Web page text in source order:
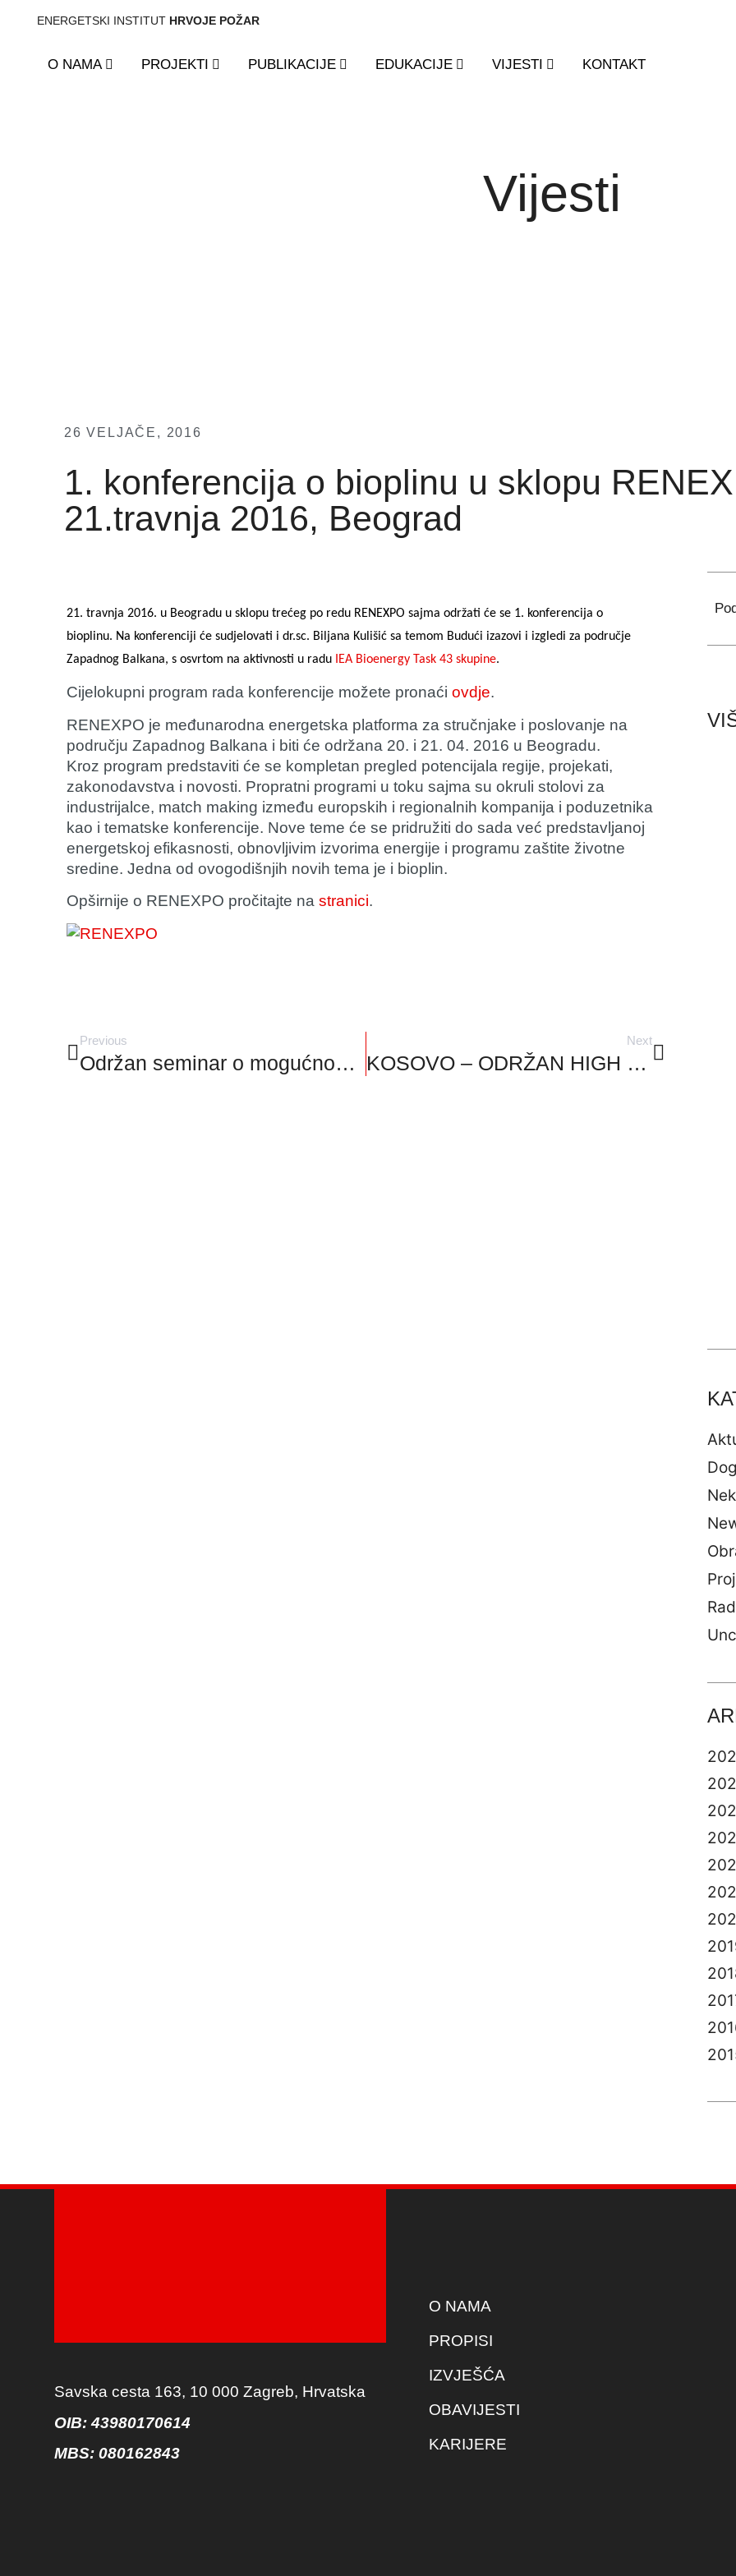
ENERGETSKI INSTITUT HRVOJE POŽAR
O NAMA PROJEKTI PUBLIKACIJE EDUKACIJE VIJESTI KONTAKT
Vijesti
26 VELJAČE, 2016
1. konferencija o bioplinu u sklopu
21.travnja 2016, Beograd
21. travnja 2016. u Beogradu u sklopu trećeg po redu RENEXPO sajma održati će se 1. konferencija o
bioplinu. Na konferenciji će sudjelovati i dr.sc. Biljana Kulišić sa temom Budući izazovi i izgledi za područje
Zapadnog Balkana, s osvrtom na aktivnosti u radu
IEA Bioenergy Task 43 skupine.
Cijelokupni program rada konferencije možete pronaći ovdje.
RENEXPO je međunarodna energetska platforma za stručnjake i poslovanje na
području Zapadnog Balkana i biti će održana 20. i 21. 04. 2016 u Beogradu.
Kroz program predstaviti će se kompletan pregled potencijala regije, projekati,
zakonodavstva i novosti. Propratni programi u toku sajma su okruli stolovi za
industrijalce, match making između europskih i regionalnih kompanija i poduzetnika
kao i tematske konferencije. Nove teme će se pridružiti do sada već predstavljanoj
energetskoj efikasnosti, obnovljivim izvorima energije i programu zaštite životne
sredine. Jedna od ovogodišnjih novih tema je i bioplin.
Opširnije o RENEXPO pročitajte na stranici.
Previous
Održan seminar o mogućnostima korištenja električnih bicikla i skutera za dostavu roba i usluga
Next
KOSOVO – ODRŽAN HIGH LEVEL FORUM O SIGURNOSTI OPSKRBE
Savska cesta 163, 10 000 Zagreb, Hrvatska
OIB: 43980170614
MBS: 080162843
O NAMA
PROPISI
IZVJEŠĆA
OBAVIJESTI
KARIJERE